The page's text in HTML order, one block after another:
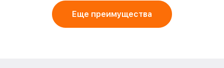
Еще преимущества